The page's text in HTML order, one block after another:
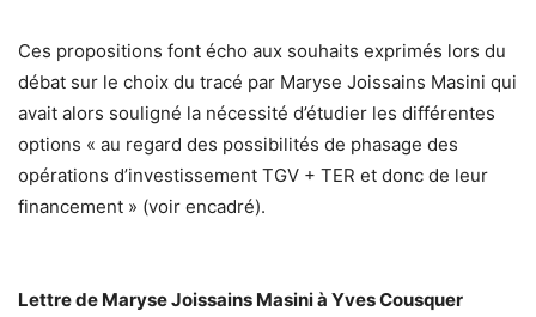
Ces propositions font écho aux souhaits exprimés lors du
débat sur le choix du tracé par Maryse Joissains Masini qui
avait alors souligné la nécessité d’étudier les différentes
options « au regard des possibilités de phasage des
opérations d’investissement TGV + TER et donc de leur
financement » (voir encadré).
Lettre de Maryse Joissains Masini à Yves Cousquer